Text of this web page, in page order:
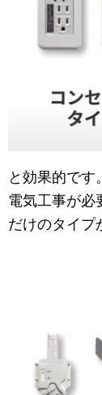
と効果的です。
電気工事が必
だけのタイプ